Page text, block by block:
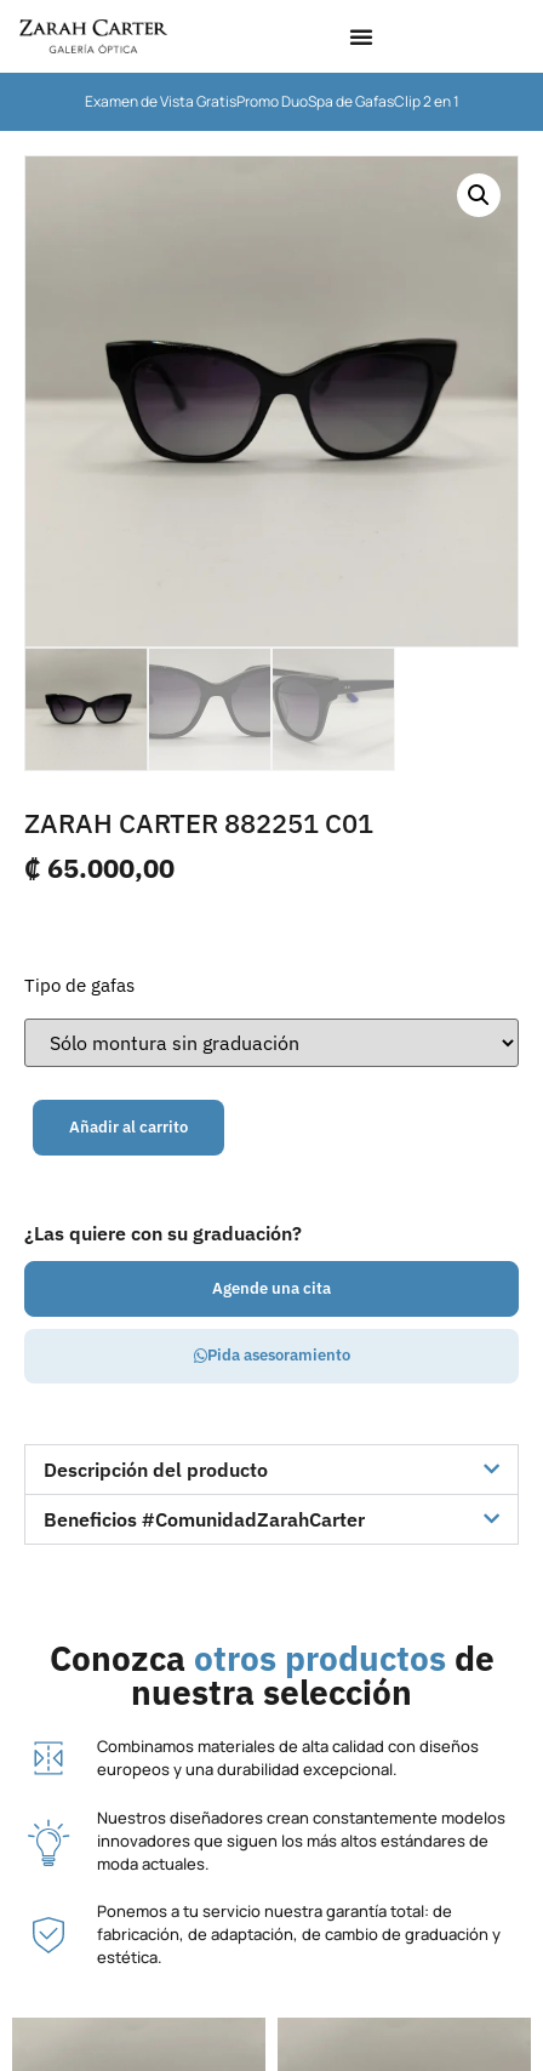
Examen de Vista GratisPromo DuoSpa de GafasClip 2 en 1
ZARAH CARTER 882251 C01
₡ 65.000,00
Tipo de gafas
Añadir al carrito
¿Las quiere con su graduación?
Agende una cita
Pida asesoramiento
Descripción del producto
Beneficios #ComunidadZarahCarter
Conozca otros productosde
nuestra selección
Combinamos materiales de alta calidad con diseños
europeos y una durabilidad excepcional.
Nuestros diseñadores crean constantemente modelos
innovadores que siguen los más altos estándares de
moda actuales.
Ponemos a tu servicio nuestra garantía total: de
fabricación, de adaptación, de cambio de graduación y
estética.